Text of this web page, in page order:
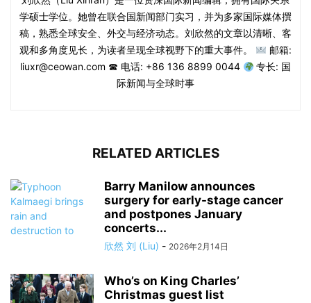
学硕士学位。她曾在联合国新闻部门实习，并为多家国际媒体撰
稿，熟悉全球安全、外交与经济动态。刘欣然的文章以清晰、客
观和多角度见长，为读者呈现全球视野下的重大事件。
邮箱:
liuxr@ceowan.com ☎ 电话: +86 136 8899 0044
专长: 国
际新闻与全球时事
RELATED ARTICLES
Barry Manilow announces
surgery for early-stage cancer
and postpones January
concerts...
欣然 刘 (Liu) - 2026年2月14日
Who’s on King Charles’
Christmas guest list